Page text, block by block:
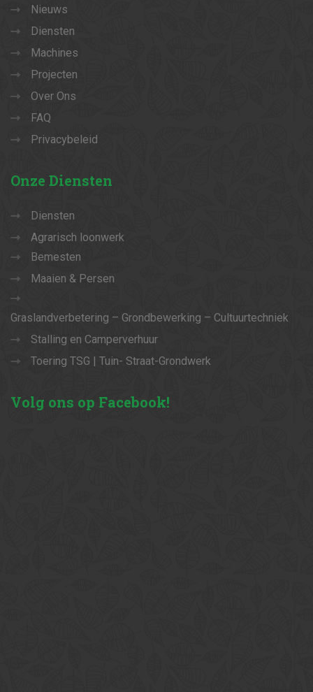
Nieuws
Diensten
Machines
Projecten
Over Ons
FAQ
Privacybeleid
Onze Diensten
Diensten
Agrarisch loonwerk
Bemesten
Maaien & Persen
Graslandverbetering – Grondbewerking – Cultuurtechniek
Stalling en Camperverhuur
Toering TSG | Tuin- Straat-Grondwerk
Volg ons op Facebook!